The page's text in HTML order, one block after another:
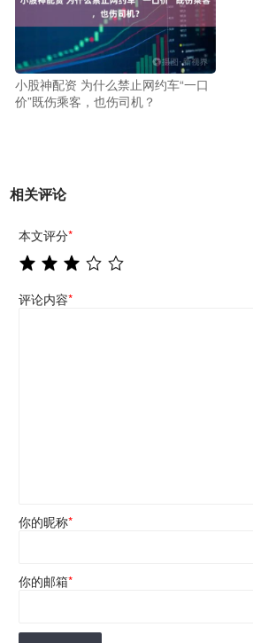
小股神配资 为什么禁止网约车“一口
价”既伤乘客，也伤司机？
相关评论
本文评分*
评论内容*
你的昵称*
你的邮箱*